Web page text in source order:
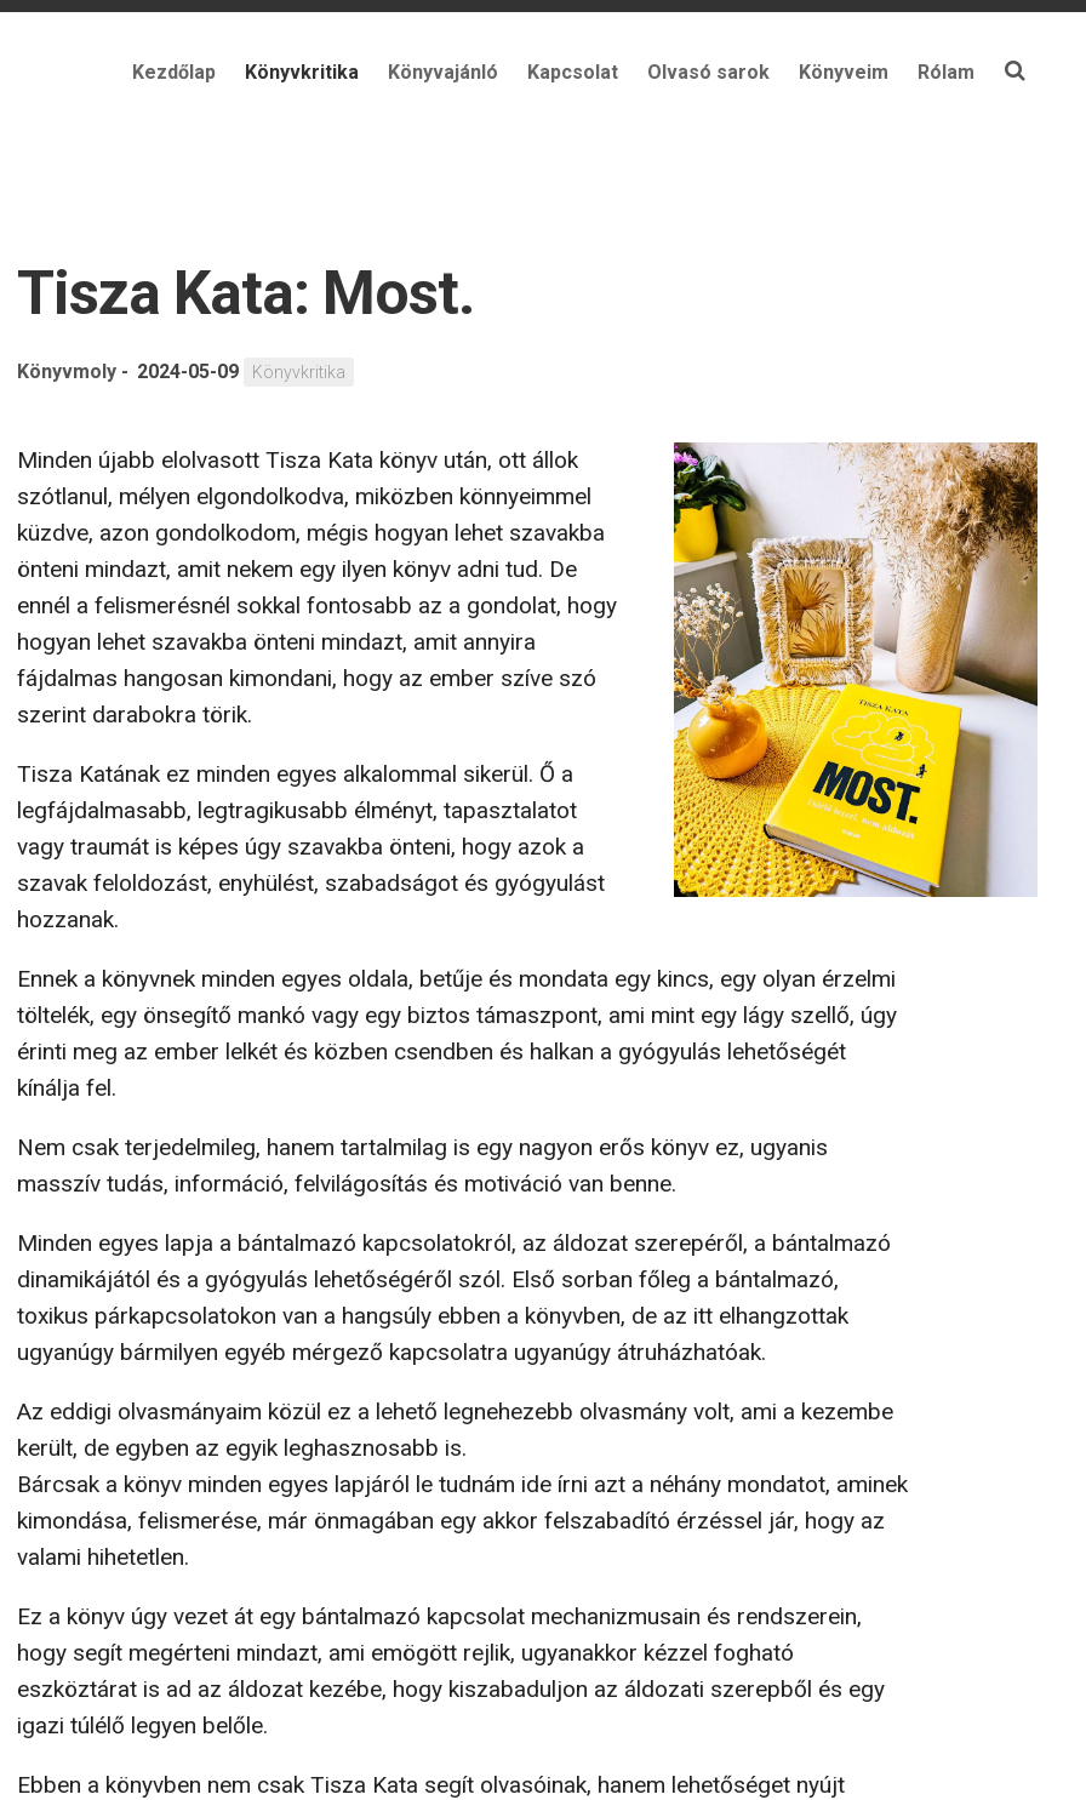
Kezdőlap Könyvkritika Könyvajánló Kapcsolat Olvasó sarok Könyveim Rólam
Tisza Kata: Most.
Könyvmoly - 2024-05-09 Könyvkritika
Minden újabb elolvasott Tisza Kata könyv után, ott állok
szótlanul, mélyen elgondolkodva, miközben könnyeimmel
küzdve, azon gondolkodom, mégis hogyan lehet szavakba
önteni mindazt, amit nekem egy ilyen könyv adni tud. De
ennél a felismerésnél sokkal fontosabb az a gondolat, hogy
hogyan lehet szavakba önteni mindazt, amit annyira
fájdalmas hangosan kimondani, hogy az ember szíve szó
szerint darabokra törik.
Tisza Katának ez minden egyes alkalommal sikerül. Ő a
legfájdalmasabb, legtragikusabb élményt, tapasztalatot
vagy traumát is képes úgy szavakba önteni, hogy azok a
szavak feloldozást, enyhülést, szabadságot és gyógyulást
hozzanak.
Ennek a könyvnek minden egyes oldala, betűje és mondata egy kincs, egy olyan érzelmi
töltelék, egy önsegítő mankó vagy egy biztos támaszpont, ami mint egy lágy szellő, úgy
érinti meg az ember lelkét és közben csendben és halkan a gyógyulás lehetőségét
kínálja fel.
Nem csak terjedelmileg, hanem tartalmilag is egy nagyon erős könyv ez, ugyanis
masszív tudás, információ, felvilágosítás és motiváció van benne.
Minden egyes lapja a bántalmazó kapcsolatokról, az áldozat szerepéről, a bántalmazó
dinamikájától és a gyógyulás lehetőségéről szól. Első sorban főleg a bántalmazó,
toxikus párkapcsolatokon van a hangsúly ebben a könyvben, de az itt elhangzottak
ugyanúgy bármilyen egyéb mérgező kapcsolatra ugyanúgy átruházhatóak.
Az eddigi olvasmányaim közül ez a lehető legnehezebb olvasmány volt, ami a kezembe
került, de egyben az egyik leghasznosabb is.
Bárcsak a könyv minden egyes lapjáról le tudnám ide írni azt a néhány mondatot, aminek
kimondása, felismerése, már önmagában egy akkor felszabadító érzéssel jár, hogy az
valami hihetetlen.
Ez a könyv úgy vezet át egy bántalmazó kapcsolat mechanizmusain és rendszerein,
hogy segít megérteni mindazt, ami emögött rejlik, ugyanakkor kézzel fogható
eszköztárat is ad az áldozat kezébe, hogy kiszabaduljon az áldozati szerepből és egy
igazi túlélő legyen belőle.
Ebben a könyvben nem csak Tisza Kata segít olvasóinak, hanem lehetőséget nyújt